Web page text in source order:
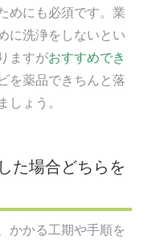
めにも必須です。業
に洗浄をしないとい
ますがおすすめでき
を薬品できちんと落
しょう。
た場合どちらを
かかる工期や手順を